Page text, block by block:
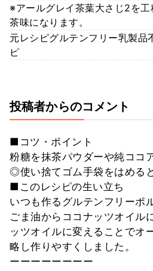
※アールグレイ茶葉大さじ2を
茶味になります。
元レシピグルテンフリー乳製品
ピ
投稿者からのコメント
■コツ・ポイント
粉糖を抹茶パウダーや純ココ
◎使い捨てゴム手袋をはめる
■このレシピの生い立ち
いつも作るグルテンフリーポ
ごま油からココナッツオイル
ッツオイルに変えることでオ
略し作りやすくしました。
ーーーーーーーー